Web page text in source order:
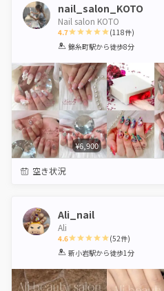
nail_salon_KOTO
Nail salon KOTO
4.7
1 2 3 4 5
(118件)
錦糸町駅から徒歩8分
¥6,900
空き状況
Ali_nail
Ali
4.6
1 2 3 4 5
(52件)
新小岩駅から徒歩1分